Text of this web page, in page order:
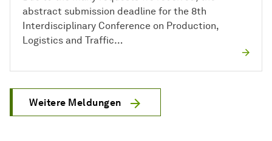
abstract submission deadline for the 8th
Interdisciplinary Conference on Production,
Logistics and Traffic…
Weitere Meldungen